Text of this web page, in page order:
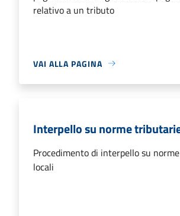
relativo a un tributo
VAI ALLA PAGINA
Interpello su norme
Procedimento di interpello su
locali